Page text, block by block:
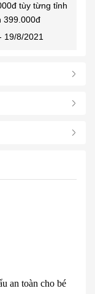
tùy từng tỉnh
399.000đ
19/8/2021
an toàn cho bé